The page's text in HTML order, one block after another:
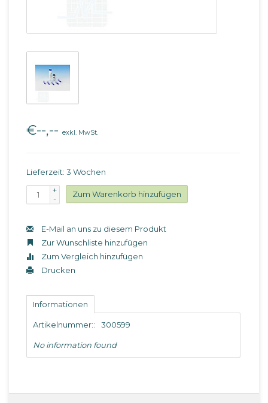
€--,-- exkl. MwSt.
Lieferzeit: 3 Wochen
+
-
Zum Warenkorb hinzufügen
E-Mail an uns zu diesem Produkt
Zur Wunschliste hinzufügen
Zum Vergleich hinzufügen
Drucken
Informationen
Artikelnummer:: 300599
No information found